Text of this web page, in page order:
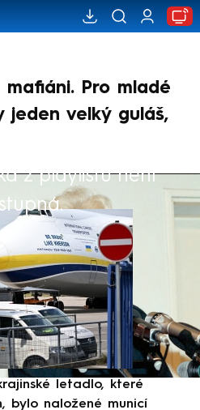
mafiáni. Pro mladé
jeden velký guláš,
z playlistu není
letadlo, které
bylo naložené municí